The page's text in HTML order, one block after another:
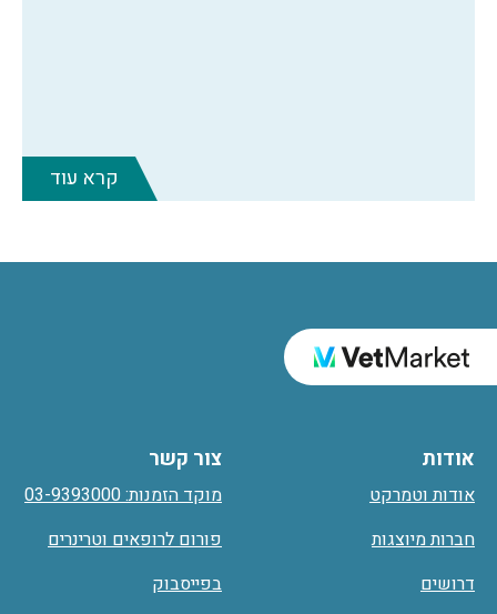
קרא עוד
אודות
אודות וטמרקט
חברות מיוצגות
דרושים
צור קשר
מוקד הזמנות: 03-9393000
פורום לרופאים וטרינרים
בפייסבוק